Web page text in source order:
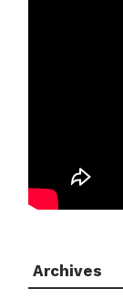
Archives